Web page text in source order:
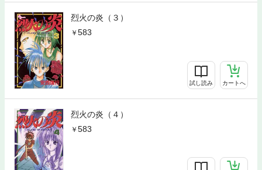
烈火の炎（３）
583
試し読み カートへ
烈火の炎（４）
583